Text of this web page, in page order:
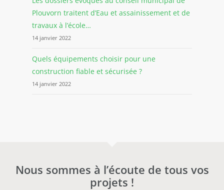
Plouvorn traitent d’Eau et assainissement et de
travaux à l’école…
14 janvier 2022
Quels équipements choisir pour une
construction fiable et sécurisée ?
14 janvier 2022
Nous sommes à l’écoute de tous vos
projets !